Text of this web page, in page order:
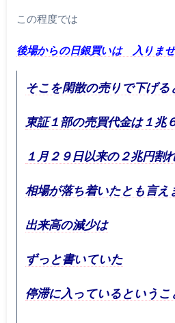
この程度では
後場からの日銀買いは 入りま
そこを閑散の売りで下げる
東証１部の売買代金は１兆
１月２９日以来の２兆円割れ
相場が落ち着いたとも言え
出来高の減少は
ずっと書いていた
停滞に入っているというこ